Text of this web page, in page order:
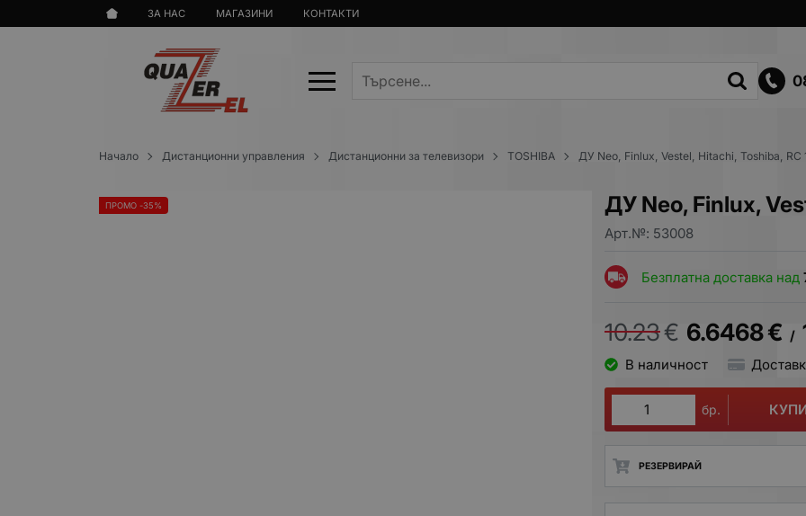
ЗА НАС МАГАЗИНИ КОНТАКТИ
Начало Дистанционни управления Дистанционни за телевизори TOSHIBA ДУ Neo, Finlux, Vestel, Hitachi, Toshiba, RC
ДУ Neo, Finlux,
Арт.№: 53008
ПРОМО -35%
Безплатна доставка над
10.23€ 6.6468€ /
В наличност
бр.
РЕЗЕРВИРАЙ